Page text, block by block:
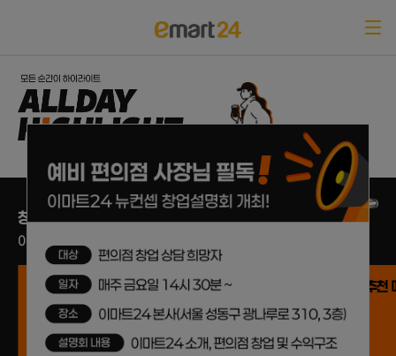
창업 안내
이마트24의 스마트한 창업설계를 받아보세요.
창업 성공기 창업 상담 추천